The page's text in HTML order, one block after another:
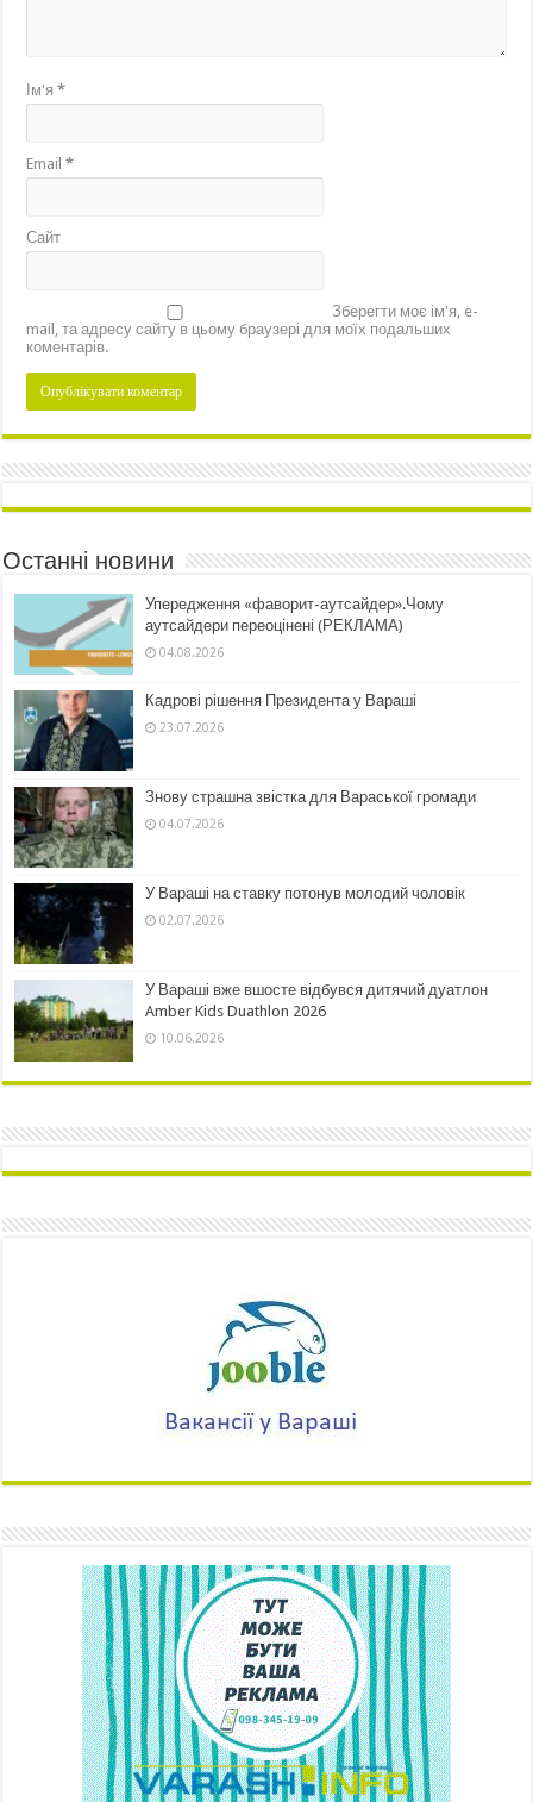
Ім'я*
Email*
Сайт
Зберегти моє ім'я, e-
mail, та адресу сайту в цьому браузері для моїх подальших
коментарів.
Останні новини
Упередження «фаворит-аутсайдер».Чому
аутсайдери переоцінені (РЕКЛАМА)
04.08.2026
Кадрові рішення Президента у Вараші
23.07.2026
Знову страшна звістка для Вараської громади
04.07.2026
У Вараші на ставку потонув молодий чоловік
02.07.2026
У Вараші вже вшосте відбувся дитячий дуатлон
Amber Kids Duathlon 2026
10.06.2026